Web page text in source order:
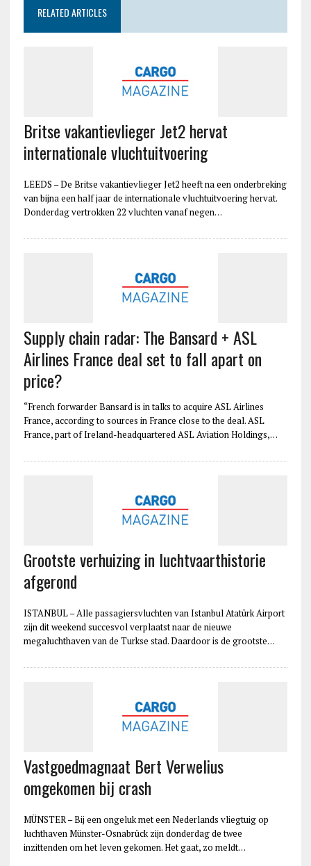
RELATED ARTICLES
Britse vakantievlieger Jet2 hervat
internationale vluchtuitvoering
LEEDS – De Britse vakantievlieger Jet2 heeft na een onderbreking
van bijna een half jaar de internationale vluchtuitvoering hervat.
Donderdag vertrokken 22 vluchten vanaf negen…
Supply chain radar: The Bansard + ASL
Airlines France deal set to fall apart on
price?
“French forwarder Bansard is in talks to acquire ASL Airlines
France, according to sources in France close to the deal. ASL
France, part of Ireland-headquartered ASL Aviation Holdings,…
Grootste verhuizing in luchtvaarthistorie
afgerond
ISTANBUL – Alle passagiersvluchten van Istanbul Atatürk Airport
zijn dit weekend succesvol verplaatst naar de nieuwe
megaluchthaven van de Turkse stad. Daardoor is de grootste…
Vastgoedmagnaat Bert Verwelius
omgekomen bij crash
MÜNSTER – Bij een ongeluk met een Nederlands vliegtuig op
luchthaven Münster-Osnabrück zijn donderdag de twee
inzittenden om het leven gekomen. Het gaat, zo meldt…